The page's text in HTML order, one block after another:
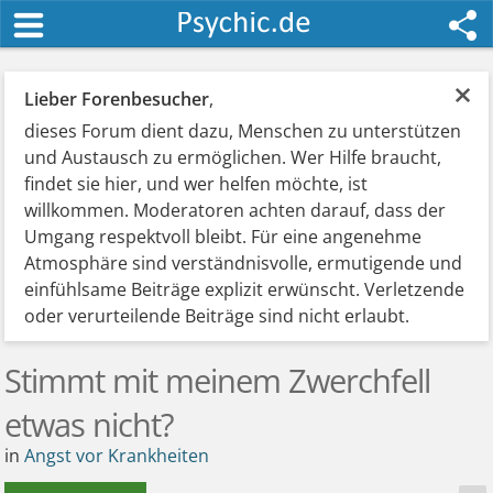
×
Lieber Forenbesucher,
dieses Forum dient dazu, Menschen zu unterstützen
und Austausch zu ermöglichen. Wer Hilfe braucht,
findet sie hier, und wer helfen möchte, ist
willkommen. Moderatoren achten darauf, dass der
Umgang respektvoll bleibt. Für eine angenehme
Atmosphäre sind verständnisvolle, ermutigende und
einfühlsame Beiträge explizit erwünscht. Verletzende
oder verurteilende Beiträge sind nicht erlaubt.
Stimmt mit meinem Zwerchfell
etwas nicht?
inAngst vor Krankheiten